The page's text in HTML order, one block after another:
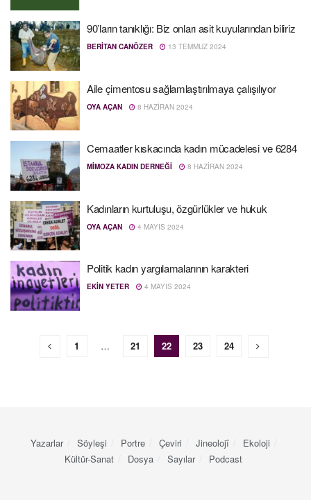
90’ların tanıklığı: Biz onları asit kuyularından biliriz
BERITAN CANÖZER 13 TEMMUZ 2024
Aile çimentosu sağlamlaştırılmaya çalışılıyor
OYA AÇAN 8 HAZIRAN 2024
Cemaatler kıskacında kadın mücadelesi ve 6284
MIMOZA KADIN DERNEĞI 8 HAZIRAN 2024
Kadınların kurtuluşu, özgürlükler ve hukuk
OYA AÇAN 4 MAYIS 2024
Politik kadın yargılamalarının karakteri
EKIN YETER 4 MAYIS 2024
1 … 21 22 23 24
Yazarlar Söyleşi Portre Çeviri Jineolojî
Ekoloji
Kültür-Sanat
Dosya Sayılar Podcast